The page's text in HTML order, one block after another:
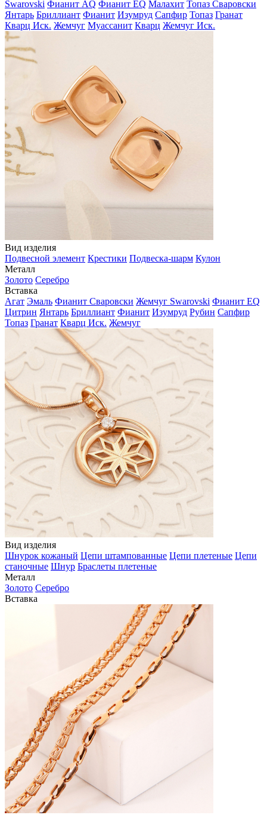
Swarovski Фианит AQ Фианит EQ Малахит Топаз Сваровски
Янтарь Бриллиант Фианит Изумруд Сапфир Топаз Гранат
Кварц Иск. Жемчуг Муассанит Кварц Жемчуг Иск.
Вид изделия
Подвесной элемент Крестики Подвеска-шарм Кулон
Металл
Золото Серебро
Вставка
Агат Эмаль Фианит Сваровски Жемчуг Swarovski Фианит EQ
Цитрин Янтарь Бриллиант Фианит Изумруд Рубин Сапфир
Топаз Гранат Кварц Иск. Жемчуг
Вид изделия
Шнурок кожаный Цепи штампованные Цепи плетеные Цепи
станочные Шнур Браслеты плетеные
Металл
Золото Серебро
Вставка